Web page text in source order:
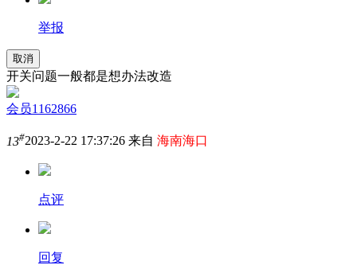
举报
取消
开关问题一般都是想办法改造
会员1162866
13#2023-2-22 17:37:26 来自 海南海口
点评
回复